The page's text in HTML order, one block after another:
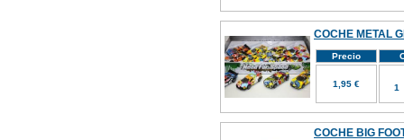
COCHE METAL
Precio
1,95 €
COCHE BIG